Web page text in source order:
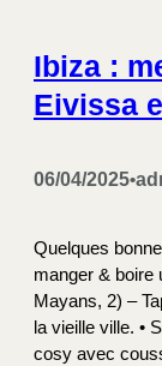
Ibiza :
Eivissa
06/04/2025•
Quelques
manger & boire
Mayans, 2) –
la vieille ville. •
cosy avec